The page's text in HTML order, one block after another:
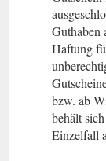
Guthaben
Haftung
bzw. ab
behält
Einzelfall